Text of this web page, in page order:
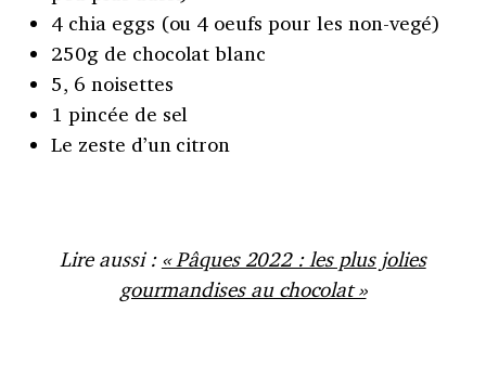
4 chia eggs (ou 4 oeufs pour les non-vegé)
250g de chocolat blanc
5, 6 noisettes
1 pincée de sel
Le zeste d’un citron
Lire aussi : « Pâques 2022 : les plus jolies
gourmandises au chocolat »